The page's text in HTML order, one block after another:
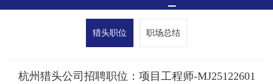
猎头职位 职场总结
杭州猎头公司招聘职位：项目工程师-MJ25122601